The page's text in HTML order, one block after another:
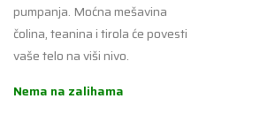
pumpanja. Moćna mešavina
čolina, teanina i tirola će povesti
vaše telo na viši nivo.
Nema na zalihama